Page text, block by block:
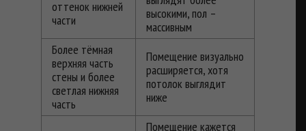
оттенок нижней
части
высокими, пол –
массивным
Более тёмная
верхняя часть
стены и более
светлая нижняя
часть
Помещение визуально
расширяется, хотя
потолок выглядит
ниже
Помещение кажется